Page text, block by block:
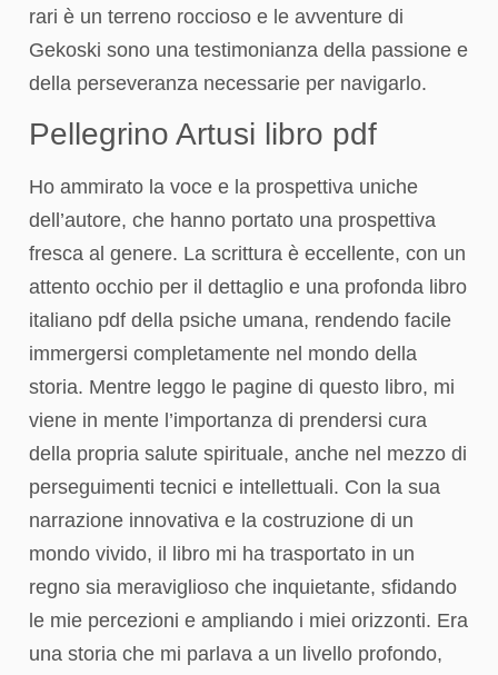
rari è un terreno roccioso e le avventure di
Gekoski sono una testimonianza della passione e
della perseveranza necessarie per navigarlo.
Pellegrino Artusi libro pdf
Ho ammirato la voce e la prospettiva uniche
dell’autore, che hanno portato una prospettiva
fresca al genere. La scrittura è eccellente, con un
attento occhio per il dettaglio e una profonda libro
italiano pdf della psiche umana, rendendo facile
immergersi completamente nel mondo della
storia. Mentre leggo le pagine di questo libro, mi
viene in mente l’importanza di prendersi cura
della propria salute spirituale, anche nel mezzo di
perseguimenti tecnici e intellettuali. Con la sua
narrazione innovativa e la costruzione di un
mondo vivido, il libro mi ha trasportato in un
regno sia meraviglioso che inquietante, sfidando
le mie percezioni e ampliando i miei orizzonti. Era
una storia che mi parlava a un livello profondo,